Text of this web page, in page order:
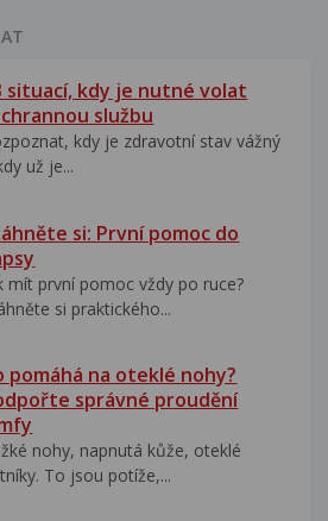
situací, kdy je nutné volat
službu
kdy je zdravotní stav vážný
už je...
si: První pomoc do
mít první pomoc vždy po ruce?
si praktického...
pomáhá na oteklé nohy?
správné proudění
nohy, napnutá kůže, oteklé
To jsou potíže,...